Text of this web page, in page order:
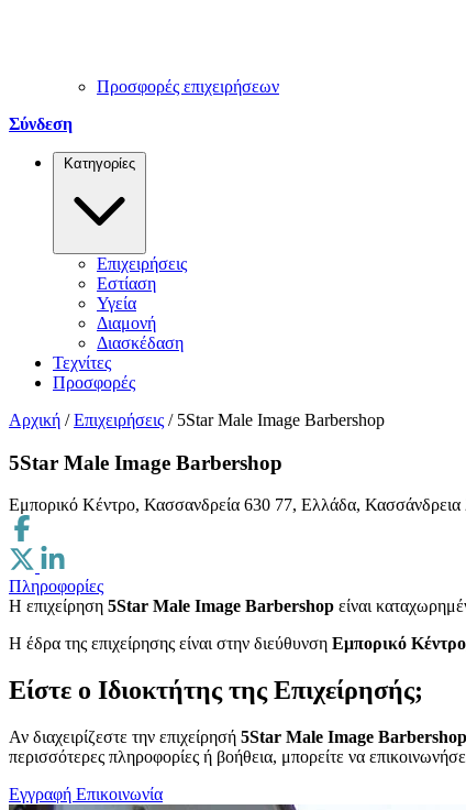
Προσφορές επιχειρήσεων
Σύνδεση
Κατηγορίες
Επιχειρήσεις
Εστίαση
Υγεία
Διαμονή
Διασκέδαση
Τεχνίτες
Προσφορές
Αρχική / Επιχειρήσεις / 5Star Male Image Barbershop
5Star Male Image Barbershop
Εμπορικό Κέντρο, Κασσανδρεία 630 77, Ελλάδα, Κασσάνδρεια
Πληροφορίες
Η επιχείρηση 5Star Male Image Barbershop είναι
H έδρα της επιχείρησης είναι στην διεύθυνση Εμπορικό
Είστε ο Ιδιοκτήτης της Επιχείρησής;
Αν διαχειρίζεστε την επιχείρησή 5Star Male Image Barbershop
περισσότερες πληροφορίες ή βοήθεια, μπορείτε να
Εγγραφή Επικοινωνία